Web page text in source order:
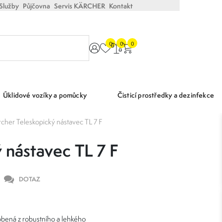
Půjčovna Servis KÄRCHER Kontakt
0 0 0
Úklidové vozíky a pomůcky Čisticí prostředky a dezinfekce
Teleskopický nástavec TL 7 F
TL 7 F
DOTAZ
z robustního a lehkého